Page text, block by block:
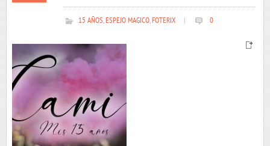
15 AÑOS,ESPEJO MAGICO,FOTERIX 0